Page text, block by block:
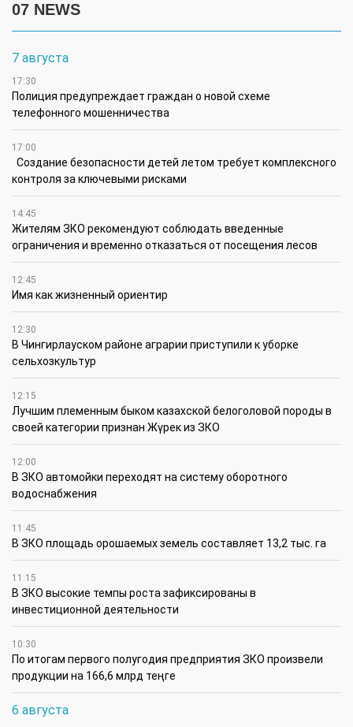
07 NEWS
7 августа
17:30
Полиция предупреждает граждан о новой схеме
телефонного мошенничества
17:00
Создание безопасности детей летом требует комплексного
контроля за ключевыми рисками
14:45
Жителям ЗКО рекомендуют соблюдать введенные
ограничения и временно отказаться от посещения лесов
12:45
Имя как жизненный ориентир
12:30
В Чингирлауском районе аграрии приступили к уборке
сельхозкультур
12:15
Лучшим племенным быком казахской белоголовой породы в
своей категории признан Жүрек из ЗКО
12:00
В ЗКО автомойки переходят на систему оборотного
водоснабжения
11:45
В ЗКО площадь орошаемых земель составляет 13,2 тыс. га
11:15
В ЗКО высокие темпы роста зафиксированы в
инвестиционной деятельности
10:30
По итогам первого полугодия предприятия ЗКО произвели
продукции на 166,6 млрд теңге
6 августа